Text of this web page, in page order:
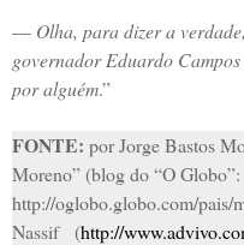
— Olha, para dizer a
governador Eduardo
por alguém.”
FONTE: por Jorge Bastos
Moreno” (blog do “O Globo”:
http://oglobo.globo.com/pais/
Nassif (http://